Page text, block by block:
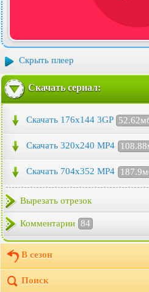
Скрыть плеер
Скачать сериал:
Скачать 176x144 3GP
Скачать 320x240 MP4
Скачать 704x352 MP4
Вырезать отрезок
Комментарии 84
В сезон
Поиск